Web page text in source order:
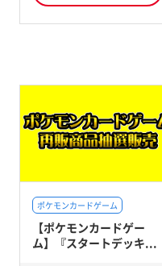
ポケモンカードゲーム
【ポケモンカードゲー
ム】『スタートデッキ...